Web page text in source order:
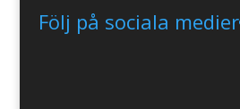
Följ på sociala medier